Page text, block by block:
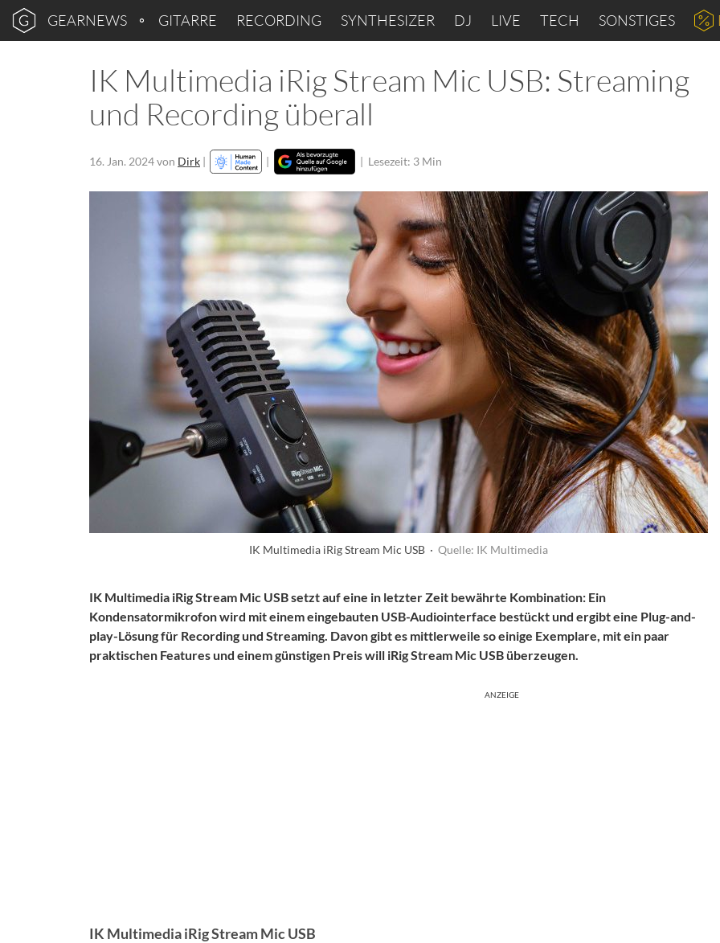
GEARNEWS GITARRE RECORDING SYNTHESIZER DJ LIVE TECH SONSTIGES
IK Multimedia iRig Stream Mic USB: Streaming
und Recording überall
16. Jan. 2024von Dirk | | | Lesezeit: 3 Min
IK Multimedia iRig Stream Mic USB · Quelle: IK Multimedia
IK Multimedia iRig Stream Mic USBsetzt auf eine in letzter Zeit bewährte Kombination: Ein
Kondensatormikrofon wird mit einem eingebauten USB-Audiointerface bestückt und ergibt eine Plug-and-
play-Lösung für Recording und Streaming. Davon gibt es mittlerweile so einige Exemplare, mit ein paar
praktischen Features und einem günstigen Preis will iRig Stream Mic USB überzeugen.
ANZEIGE
IK Multimedia iRig Stream Mic USB